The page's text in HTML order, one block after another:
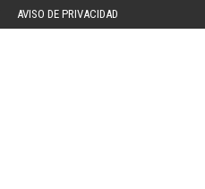
AVISO DE PRIVACIDAD